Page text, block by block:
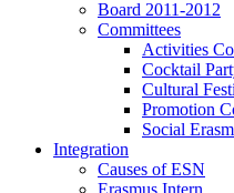
Board 2011-2012
Committees
Activities
Cocktail
Cultural
Promotion
Social
Integration
Causes of ESN
Erasmus Intern